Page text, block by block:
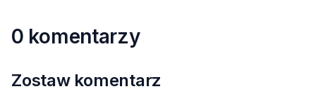
0 komentarzy
Zostaw komentarz